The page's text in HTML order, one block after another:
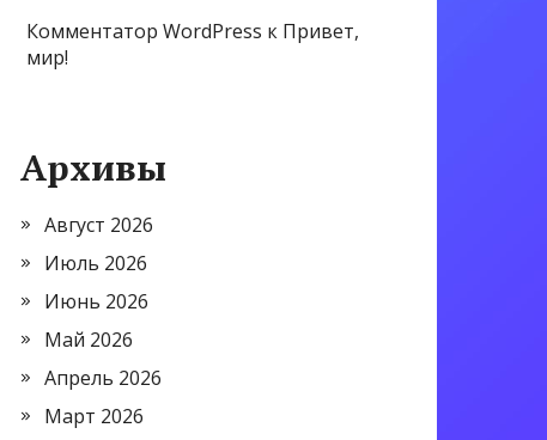
Комментатор WordPress к Привет,
мир!
Архивы
Август 2026
Июль 2026
Июнь 2026
Май 2026
Апрель 2026
Март 2026